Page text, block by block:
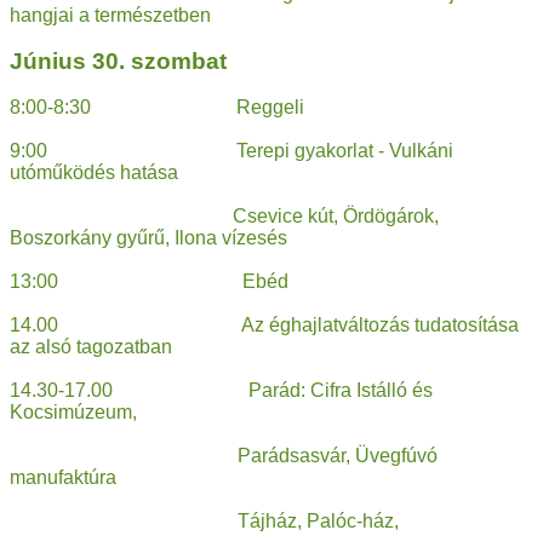
hangjai a természetben
Június 30. szombat
8:00-8:30 Reggeli
9:00 Terepi gyakorlat - Vulkáni
utóműködés hatása
Csevice kút, Ördögárok,
Boszorkány gyűrű, Ilona vízesés
13:00 Ebéd
14.00 Az éghajlatváltozás tudatosítása
az alsó tagozatban
14.30-17.00 Parád: Cifra Istálló és
Kocsimúzeum,
Parádsasvár, Üvegfúvó
manufaktúra
Tájház, Palóc-ház,